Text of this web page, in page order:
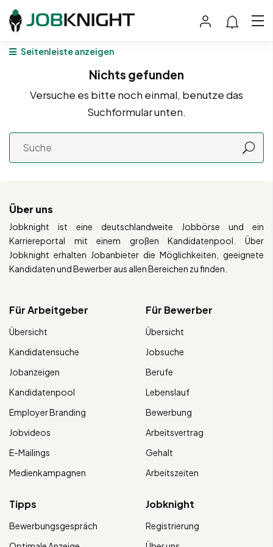
Seitenleiste anzeigen
Nichts gefunden
Versuche es bitte noch einmal, benutze das
Suchformular unten.
Über uns
Jobknight ist eine deutschlandweite Jobbörse und ein
Karriereportal mit einem großen Kandidatenpool. Über
Jobknight erhalten Jobanbieter die Möglichkeiten, geeignete
Kandidaten und Bewerber aus allen Bereichen zu finden.
Für Arbeitgeber
Übersicht
Kandidatensuche
Jobanzeigen
Kandidatenpool
Employer Branding
Jobvideos
E-Mailings
Medienkampagnen
Für Bewerber
Übersicht
Jobsuche
Berufe
Lebenslauf
Bewerbung
Arbeitsvertrag
Gehalt
Arbeitszeiten
Tipps
Bewerbungsgespräch
Jobknight
Registrierung